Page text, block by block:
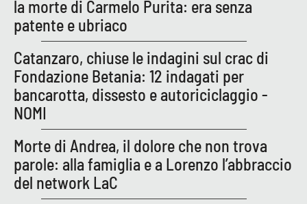
la morte di Carmelo Purita: era senza
patente e ubriaco
Catanzaro, chiuse le indagini sul crac di
Fondazione Betania: 12 indagati per
bancarotta, dissesto e autoriciclaggio -
NOMI
Morte di Andrea, il dolore che non trova
parole: alla famiglia e a Lorenzo l’abbraccio
del network LaC